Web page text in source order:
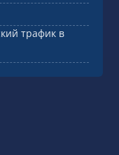
трафик в